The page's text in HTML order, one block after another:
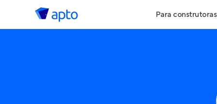
Para construtoras
Geração de